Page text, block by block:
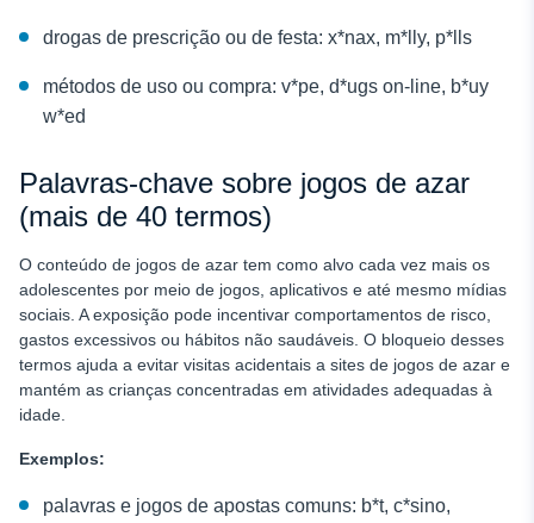
drogas de prescrição ou de festa: x*nax, m*lly, p*lls
métodos de uso ou compra: v*pe, d*ugs on-line, b*uy
w*ed
Palavras-chave sobre jogos de azar
(mais de 40 termos)
O conteúdo de jogos de azar tem como alvo cada vez mais os
adolescentes por meio de jogos, aplicativos e até mesmo mídias
sociais. A exposição pode incentivar comportamentos de risco,
gastos excessivos ou hábitos não saudáveis. O bloqueio desses
termos ajuda a evitar visitas acidentais a sites de jogos de azar e
mantém as crianças concentradas em atividades adequadas à
idade.
Exemplos:
palavras e jogos de apostas comuns: b*t, c*sino,